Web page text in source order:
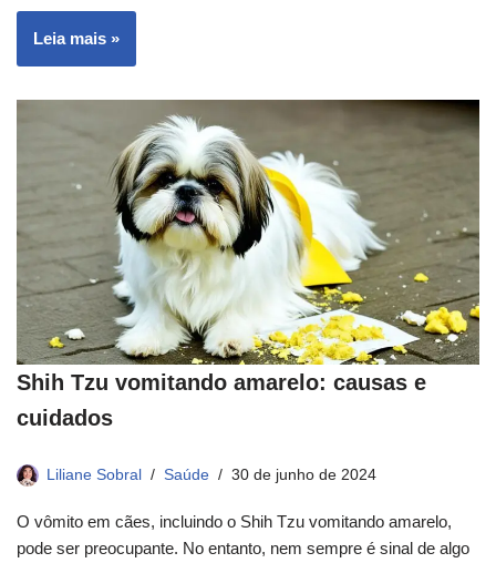
Leia mais »
Shih Tzu vomitando amarelo: causas e
cuidados
Liliane Sobral Saúde 30 de junho de 2024
O vômito em cães, incluindo o Shih Tzu vomitando amarelo,
pode ser preocupante. No entanto, nem sempre é sinal de algo